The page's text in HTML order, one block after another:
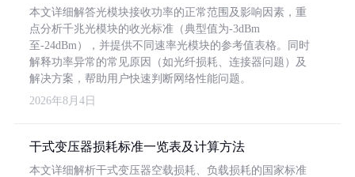
本文详细解答光模块接收功率的正常范围及影响因素，重
点分析千兆光模块的收光标准（典型值为-3dBm
至-24dBm），并提供不同速率光模块的参考值表格。同时
解释功率异常的常见原因（如光纤损耗、连接器问题）及
解决方案，帮助用户快速判断网络性能问题。
2026年8月4日
干式变压器损耗标准一览表及计算方法
本文详细解析干式变压器空载损耗、负载损耗的国家标准